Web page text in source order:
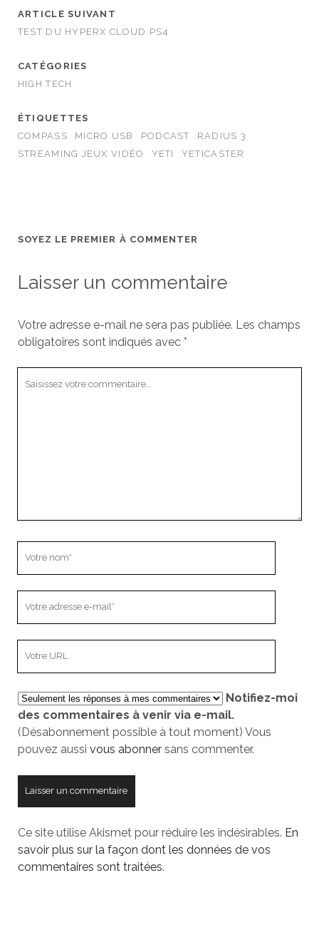
ARTICLE SUIVANT
TEST DU HYPERX CLOUD PS4
CATÉGORIES
HIGH TECH
ÉTIQUETTES
COMPASS
MICRO USB PODCAST
RADIUS 3
STREAMING JEUX VIDÉO
YETI YETICASTER
SOYEZ LE PREMIER À COMMENTER
Laisser un commentaire
Votre adresse e-mail ne sera pas publiée. Les champs
obligatoires sont indiqués avec *
mail
votre
site
Notifiez-moi
des commentaires à venir via e-mail.
(Désabonnement possible à tout moment) Vous
pouvez aussi vous abonnersans commenter.
Ce site utilise Akismet pour réduire les indésirables. En
savoir plus sur la façon dont les données de vos
commentaires sont traitées.